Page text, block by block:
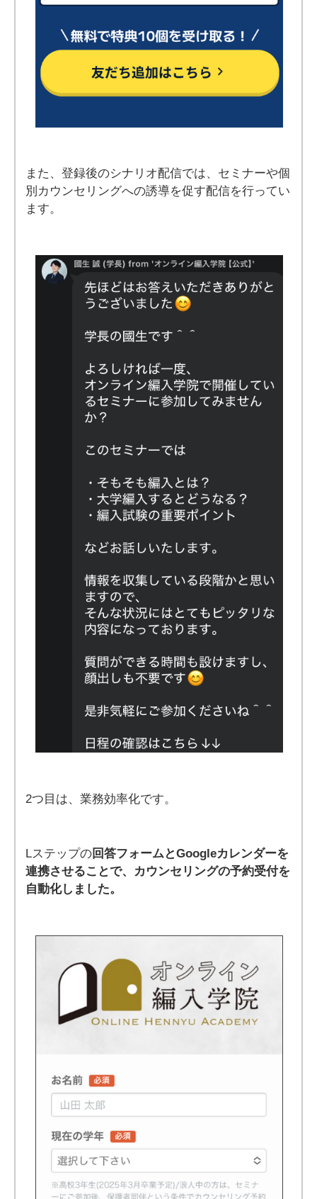
また、登録後のシナリオ配信では、セミナーや個
別カウンセリングへの誘導を促す配信を行ってい
ます。
2つ目は、業務効率化です。
Lステップの回答フォームとGoogleカレンダーを
連携させることで、カウンセリングの予約受付を
自動化しました。